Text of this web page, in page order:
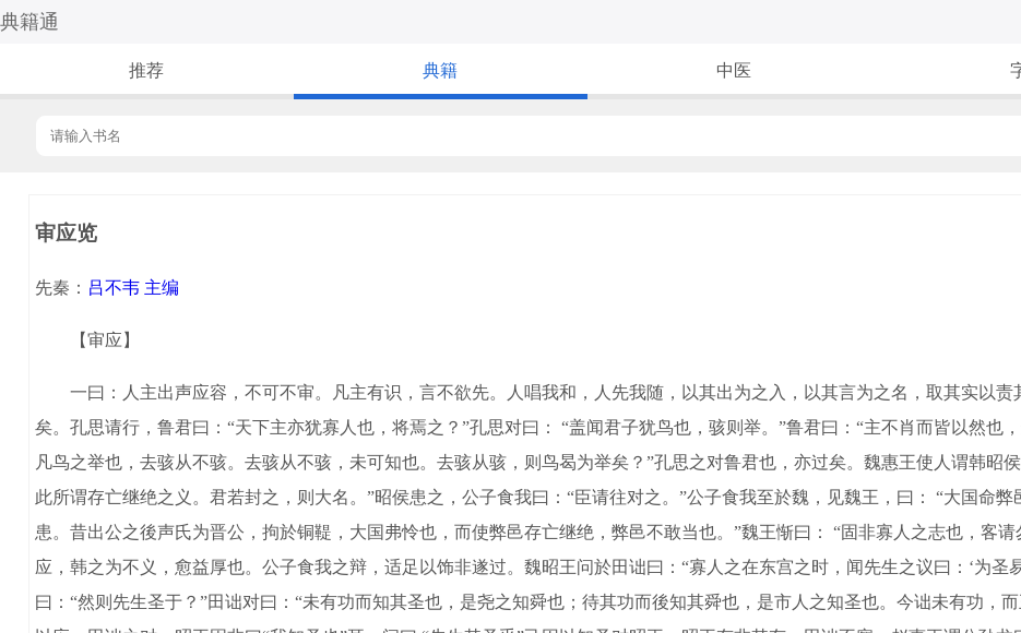
典籍通
推荐 典籍 中医
审应览
先秦： 吕不韦 主编
【审应】
一曰：人主出声应容，不可不审。凡主有识，言不欲先。人唱我和，人先我随，以其出为之入，以其言为之名，取其实以责
矣。孔思请行，鲁君曰：“天下主亦犹寡人也，将焉之？”孔思对曰： “盖闻君子犹鸟也，骇则举。”鲁君曰：“主不肖而皆以然也
凡鸟之举也，去骇从不骇。去骇从不骇，未可知也。去骇从骇，则鸟曷为举矣？”孔思之对鲁君也，亦过矣。魏惠王使人谓韩昭
此所谓存亡继绝之义。君若封之，则大名。”昭侯患之，公子食我曰：“臣请往对之。”公子食我至於魏，见魏王，曰： “大国命
患。昔出公之後声氏为晋公，拘於铜鞮，大国弗怜也，而使弊邑存亡继绝，弊邑不敢当也。”魏王惭曰： “固非寡人之志也，客
应，韩之为不义，愈益厚也。公子食我之辩，适足以饰非遂过。魏昭王问於田诎曰：“寡人之在东宫之时，闻先生之议曰：‘为圣
曰：“然则先生圣于？”田诎对曰：“未有功而知其圣也，是尧之知舜也；待其功而後知其舜也，是市人之知圣也。今诎未有功，